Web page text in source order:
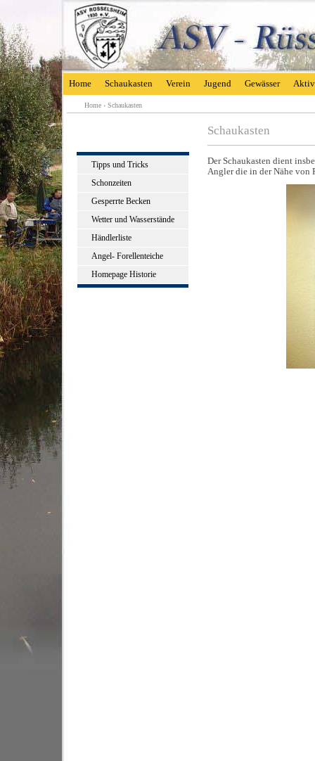
Home Schaukasten Verein Jugend Gewässer
Home › Schaukasten
Tipps und Tricks
Schonzeiten
Gesperrte Becken
Wetter und Wasserstände
Händlerliste
Angel- Forellenteiche
Homepage Historie
Schaukasten
Der Schaukasten dient
Angler die in der Nähe von